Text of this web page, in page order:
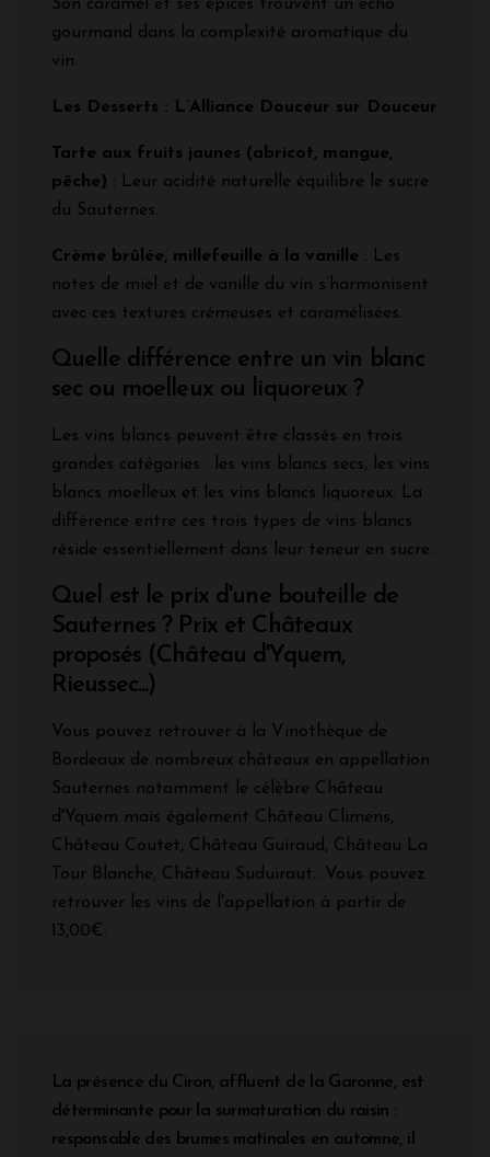
Son caramel et ses épices trouvent un écho
gourmand dans la complexité aromatique du
vin.
Les Desserts : L’Alliance Douceur sur Douceur
Tarte aux fruits jaunes (abricot, mangue,
pêche) : Leur acidité naturelle équilibre le sucre
du Sauternes.
Crème brûlée, millefeuille à la vanille : Les
notes de miel et de vanille du vin s’harmonisent
avec ces textures crémeuses et caramélisées.
Quelle différence entre un vin blanc
sec ou moelleux ou liquoreux ?
Les vins blancs peuvent être classés en trois
grandes catégories : les vins blancs secs, les vins
blancs moelleux et les vins blancs liquoreux. La
différence entre ces trois types de vins blancs
réside essentiellement dans leur teneur en sucre.
Quel est le prix d'une bouteille de
Sauternes ? Prix et Châteaux
proposés (Château d'Yquem,
Rieussec...)
Vous pouvez retrouver à la Vinothèque de
Bordeaux de nombreux châteaux en appellation
Sauternes notamment le célèbre Château
d'Yquem mais également Château Climens,
Château Coutet, Château Guiraud, Château La
Tour Blanche, Château Suduiraut.. Vous pouvez
retrouver les vins de l'appellation à partir de
13,00€.
La présence du Ciron, affluent de la Garonne, est
déterminante pour la surmaturation du raisin :
responsable des brumes matinales en automne, il